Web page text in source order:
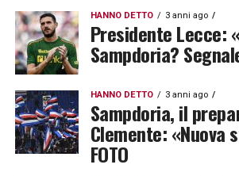
HANNO DETTO 3 anni ago
Presidente Lecce:
Sampdoria?
HANNO DETTO 3 anni ago
Sampdoria, il
Clemente: «Nuova
FOTO